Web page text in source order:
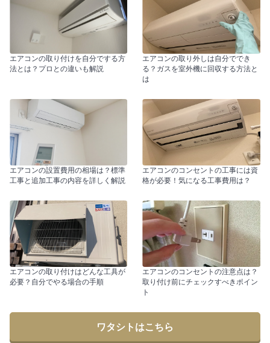
エアコンの取り付けを自分でする方
法とは？プロとの違いも解説
エアコンの取り外しは自分ででき
る？ガスを室外機に回収する方法と
は
エアコンの設置費用の相場は？標準
工事と追加工事の内容を詳しく解説
エアコンのコンセントの工事には資
格が必要！気になる工事費用は？
エアコンの取り付けはどんな工具が
必要？自分でやる場合の手順
エアコンのコンセントの注意点は？
取り付け前にチェックすべきポイン
ト
ワタシトはこちら